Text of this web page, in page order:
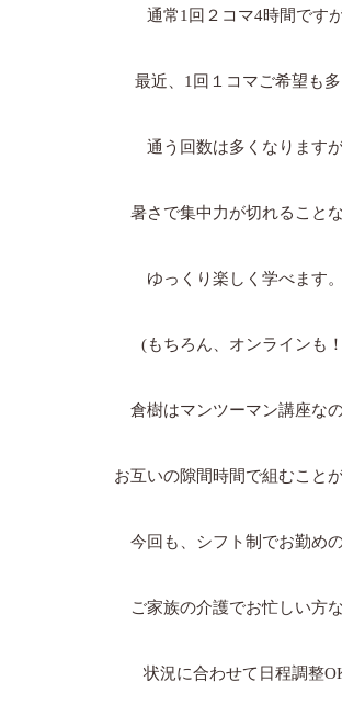
通常1回２コマ4時間です
最近、1回１コマご希望も多
通う回数は多くなります
暑さで集中力が切れることな
ゆっくり楽しく学べます。
(もちろん、オンラインも
倉樹はマンツーマン講座な
お互いの隙間時間で組むこと
今回も、シフト制でお勤め
ご家族の介護でお忙しい方
状況に合わせて日程調整